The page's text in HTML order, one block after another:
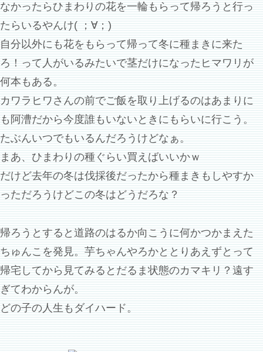
なかったらひまわりの花を一輪もらって帰ろうと行っ
たらいるやんけ( ；∀；)
自分以外にも花をもらって帰って冬に種まきに来た
ろ！って人がいるみたいで茎だけになったヒマワリが
何本もある。
カワラヒワさんの前でご飯を取り上げるのはあまりに
も阿漕だから今度誰もいないときにもらいに行こう。
たぶんいつでもいるんだろうけどなぁ。
まあ、ひまわりの種ぐらい買えばいいかｗ
だけど去年の冬は伐採後だったから種まきもしやすか
っただろうけどこの冬はどうだろな？
帰ろうとすると道路のはるか向こうに何かつかまえた
ちゅんこを発見。芋ちゃんやろかととりあえずとって
帰宅してから見てみるとだるま状態のカマキリ？遠す
ぎてわからんが。
どの子の人生もダイハード。